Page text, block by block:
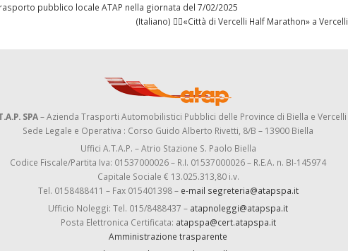
pubblico locale ATAP nella giornata del 7/02/2025
(Italiano) 🏃‍♂️«Città di Vercelli Half Marathon» a Vercelli
SPA– Azienda Trasporti Automobilistici Pubblici delle Province di Biella e Vercelli
Sede Legale e Operativa : Corso Guido Alberto Rivetti, 8/B – 13900 Biella
Uffici A.T.A.P. – Atrio Stazione S. Paolo Biella
Codice Fiscale/Partita Iva: 01537000026 – R.I. 01537000026 – R.E.A. n. BI-145974
Capitale Sociale € 13.025.313,80 i.v.
Tel. 0158488411 – Fax 015401398 – e-mail segreteria@atapspa.it
Ufficio Noleggi: Tel. 015/8488437 – atapnoleggi@atapspa.it
Posta Elettronica Certificata: atapspa@cert.atapspa.it
Amministrazione trasparente